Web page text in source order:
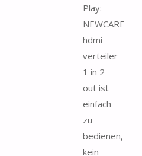
Play:
NEWCARE
hdmi
verteiler
1 in 2
out ist
einfach
zu
bedienen,
kein